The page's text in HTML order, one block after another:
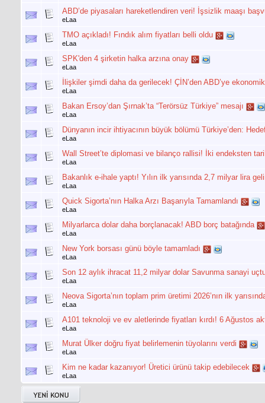
ABD’de piyasaları hareketlendiren veri! İşsizlik maaşı
eLaa
TMO açıkladı! Fındık alım fiyatları belli oldu
eLaa
SPK'den 4 şirketin halka arzına onay
eLaa
İlişkiler şimdi daha da gerilecek! ÇİN’den ABD’ye
eLaa
Bakan Ersoy’dan Şırnak’ta “Terörsüz Türkiye” mesajı
eLaa
Dünyanın incir ihtiyacının büyük bölümü Türkiye’den:
eLaa
Wall Street’te diplomasi ve bilanço rallisi! İki endeksten
eLaa
Bakanlık e-ihale yaptı! Yılın ilk yarısında 2,7 milyar lira
eLaa
Quick Sigorta’nın Halka Arzı Başarıyla Tamamlandı
eLaa
Milyarlarca dolar daha borçlanacak! ABD borç batağında
eLaa
New York borsası günü böyle tamamladı
eLaa
Son 12 aylık ihracat 11,2 milyar dolar Savunma sanayi
eLaa
Neova Sigorta’nın toplam prim üretimi 2026’nın ilk
eLaa
A101 teknoloji ve ev aletlerinde fiyatları kırdı! 6 Ağustos
eLaa
Murat Ülker doğru fiyat belirlemenin tüyolarını verdi
eLaa
Kim ne kadar kazanıyor! Üretici ürünü takip edebilecek
eLaa